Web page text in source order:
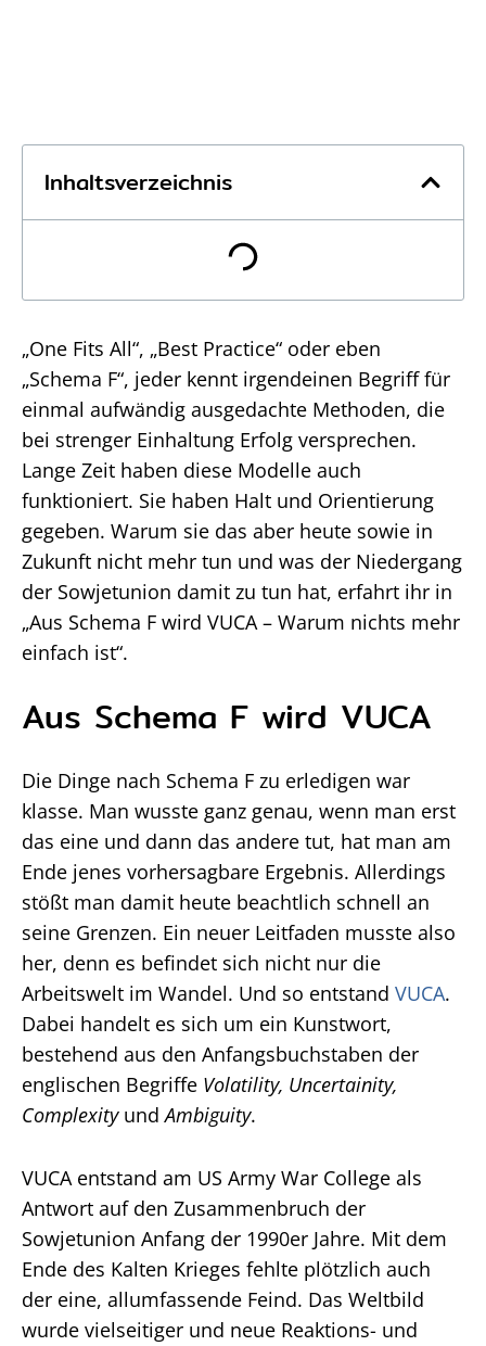
Inhaltsverzeichnis
„One Fits All“, „Best Practice“ oder eben
„Schema F“, jeder kennt irgendeinen Begriff für
einmal aufwändig ausgedachte Methoden, die
bei strenger Einhaltung Erfolg versprechen.
Lange Zeit haben diese Modelle auch
funktioniert. Sie haben Halt und Orientierung
gegeben. Warum sie das aber heute sowie in
Zukunft nicht mehr tun und was der Niedergang
der Sowjetunion damit zu tun hat, erfahrt ihr in
„Aus Schema F wird VUCA – Warum nichts mehr
einfach ist“.
Aus Schema F wird VUCA
Die Dinge nach Schema F zu erledigen war
klasse. Man wusste ganz genau, wenn man erst
das eine und dann das andere tut, hat man am
Ende jenes vorhersagbare Ergebnis. Allerdings
stößt man damit heute beachtlich schnell an
seine Grenzen. Ein neuer Leitfaden musste also
her, denn es befindet sich nicht nur die
Arbeitswelt im Wandel. Und so entstand VUCA.
Dabei handelt es sich um ein Kunstwort,
bestehend aus den Anfangsbuchstaben der
englischen Begriffe Volatility, Uncertainity,
ComplexityundAmbiguity.
VUCA entstand am US Army War College als
Antwort auf den Zusammenbruch der
Sowjetunion Anfang der 1990er Jahre. Mit dem
Ende des Kalten Krieges fehlte plötzlich auch
der eine, allumfassende Feind. Das Weltbild
wurde vielseitiger und neue Reaktions- und